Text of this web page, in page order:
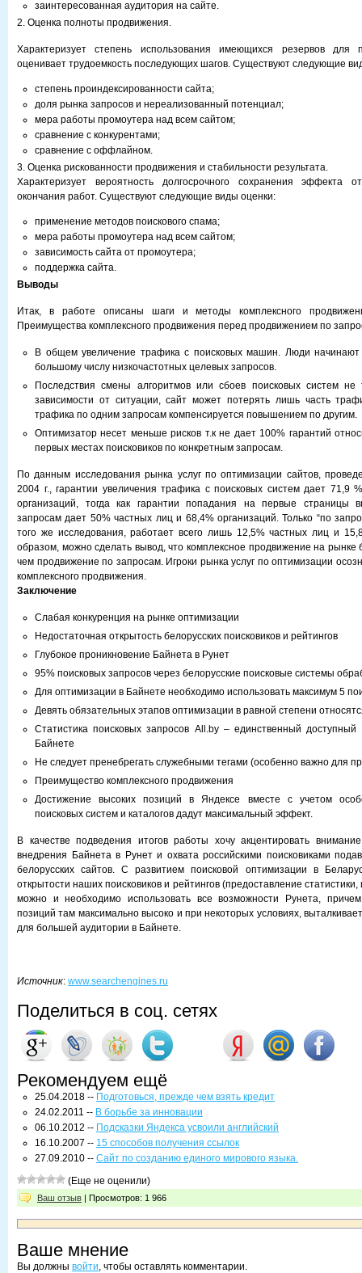
заинтересованная аудитория на сайте.
2. Оценка полноты продвижения.
Характеризует степень использования имеющихся резервов для
оценивает трудоемкость последующих шагов. Существуют следующие
степень проиндексированности сайта;
доля рынка запросов и нереализованный потенциал;
мера работы промоутера над всем сайтом;
сравнение с конкурентами;
сравнение с оффлайном.
3. Оценка рискованности продвижения и стабильности результата.
Характеризует вероятность долгосрочного сохранения эффекта
окончания работ. Существуют следующие виды оценки:
применение методов поискового спама;
мера работы промоутера над всем сайтом;
зависимость сайта от промоутера;
поддержка сайта.
Выводы
Итак, в работе описаны шаги и методы комплексного
Преимущества комплексного продвижения перед продвижением по
В общем увеличение трафика с поисковых машин. Люди начинают
большому числу низкочастотных целевых запросов.
Последствия смены алгоритмов или сбоев поисковых систем не
зависимости от ситуации, сайт может потерять лишь часть
трафика по одним запросам компенсируется повышением по другим.
Оптимизатор несет меньше рисков т.к не дает 100% гарантий
первых местах поисковиков по конкретным запросам.
По данным исследования рынка услуг по оптимизации сайтов,
2004 г., гарантии увеличения трафика с поисковых систем дает 71,9
организаций, тогда как гарантии попадания на первые страницы
запросам дает 50% частных лиц и 68,4% организаций. Только “по
того же исследования, работает всего лишь 12,5% частных лиц и
образом, можно сделать вывод, что комплексное продвижение на рынке
чем продвижение по запросам. Игроки рынка услуг по оптимизации
комплексного продвижения.
Заключение
Слабая конкуренция на рынке оптимизации
Недостаточная открытость белорусских поисковиков и рейтингов
Глубокое проникновение Байнета в Рунет
95% поисковых запросов через белорусские поисковые системы
Для оптимизации в Байнете необходимо использовать максимум 5
Девять обязательных этапов оптимизации в равной степени
Статистика поисковых запросов All.by – единственный
Байнете
Не следует пренебрегать служебными тегами (особенно важно для
Преимущество комплексного продвижения
Достижение высоких позиций в Яндексе вместе с учетом
поисковых систем и каталогов дадут максимальный эффект.
В качестве подведения итогов работы хочу акцентировать
внедрения Байнета в Рунет и охвата российскими поисковиками
белорусских сайтов. С развитием поисковой оптимизации в
открытости наших поисковиков и рейтингов (предоставление
можно и необходимо использовать все возможности Рунета,
позиций там максимально высоко и при некоторых условиях,
для большей аудитории в Байнете.
Источник: www.searchengines.ru
Поделиться в соц. сетях
Рекомендуем ещё
25.04.2018 -- Подготовься, прежде чем взять кредит
24.02.2011 -- В борьбе за инновации
06.10.2012 -- Подсказки Яндекса усвоили английский
16.10.2007 -- 15 способов получения ссылок
27.09.2010 -- Сайт по созданию единого мирового языка.
(Еще не оценили)
Ваш отзыв | Просмотров: 1 966
Ваше мнение
Вы должны войти, чтобы оставлять комментарии.